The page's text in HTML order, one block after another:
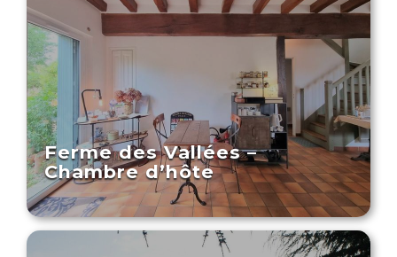
Ferme des Vallées –
Chambre d’hôte